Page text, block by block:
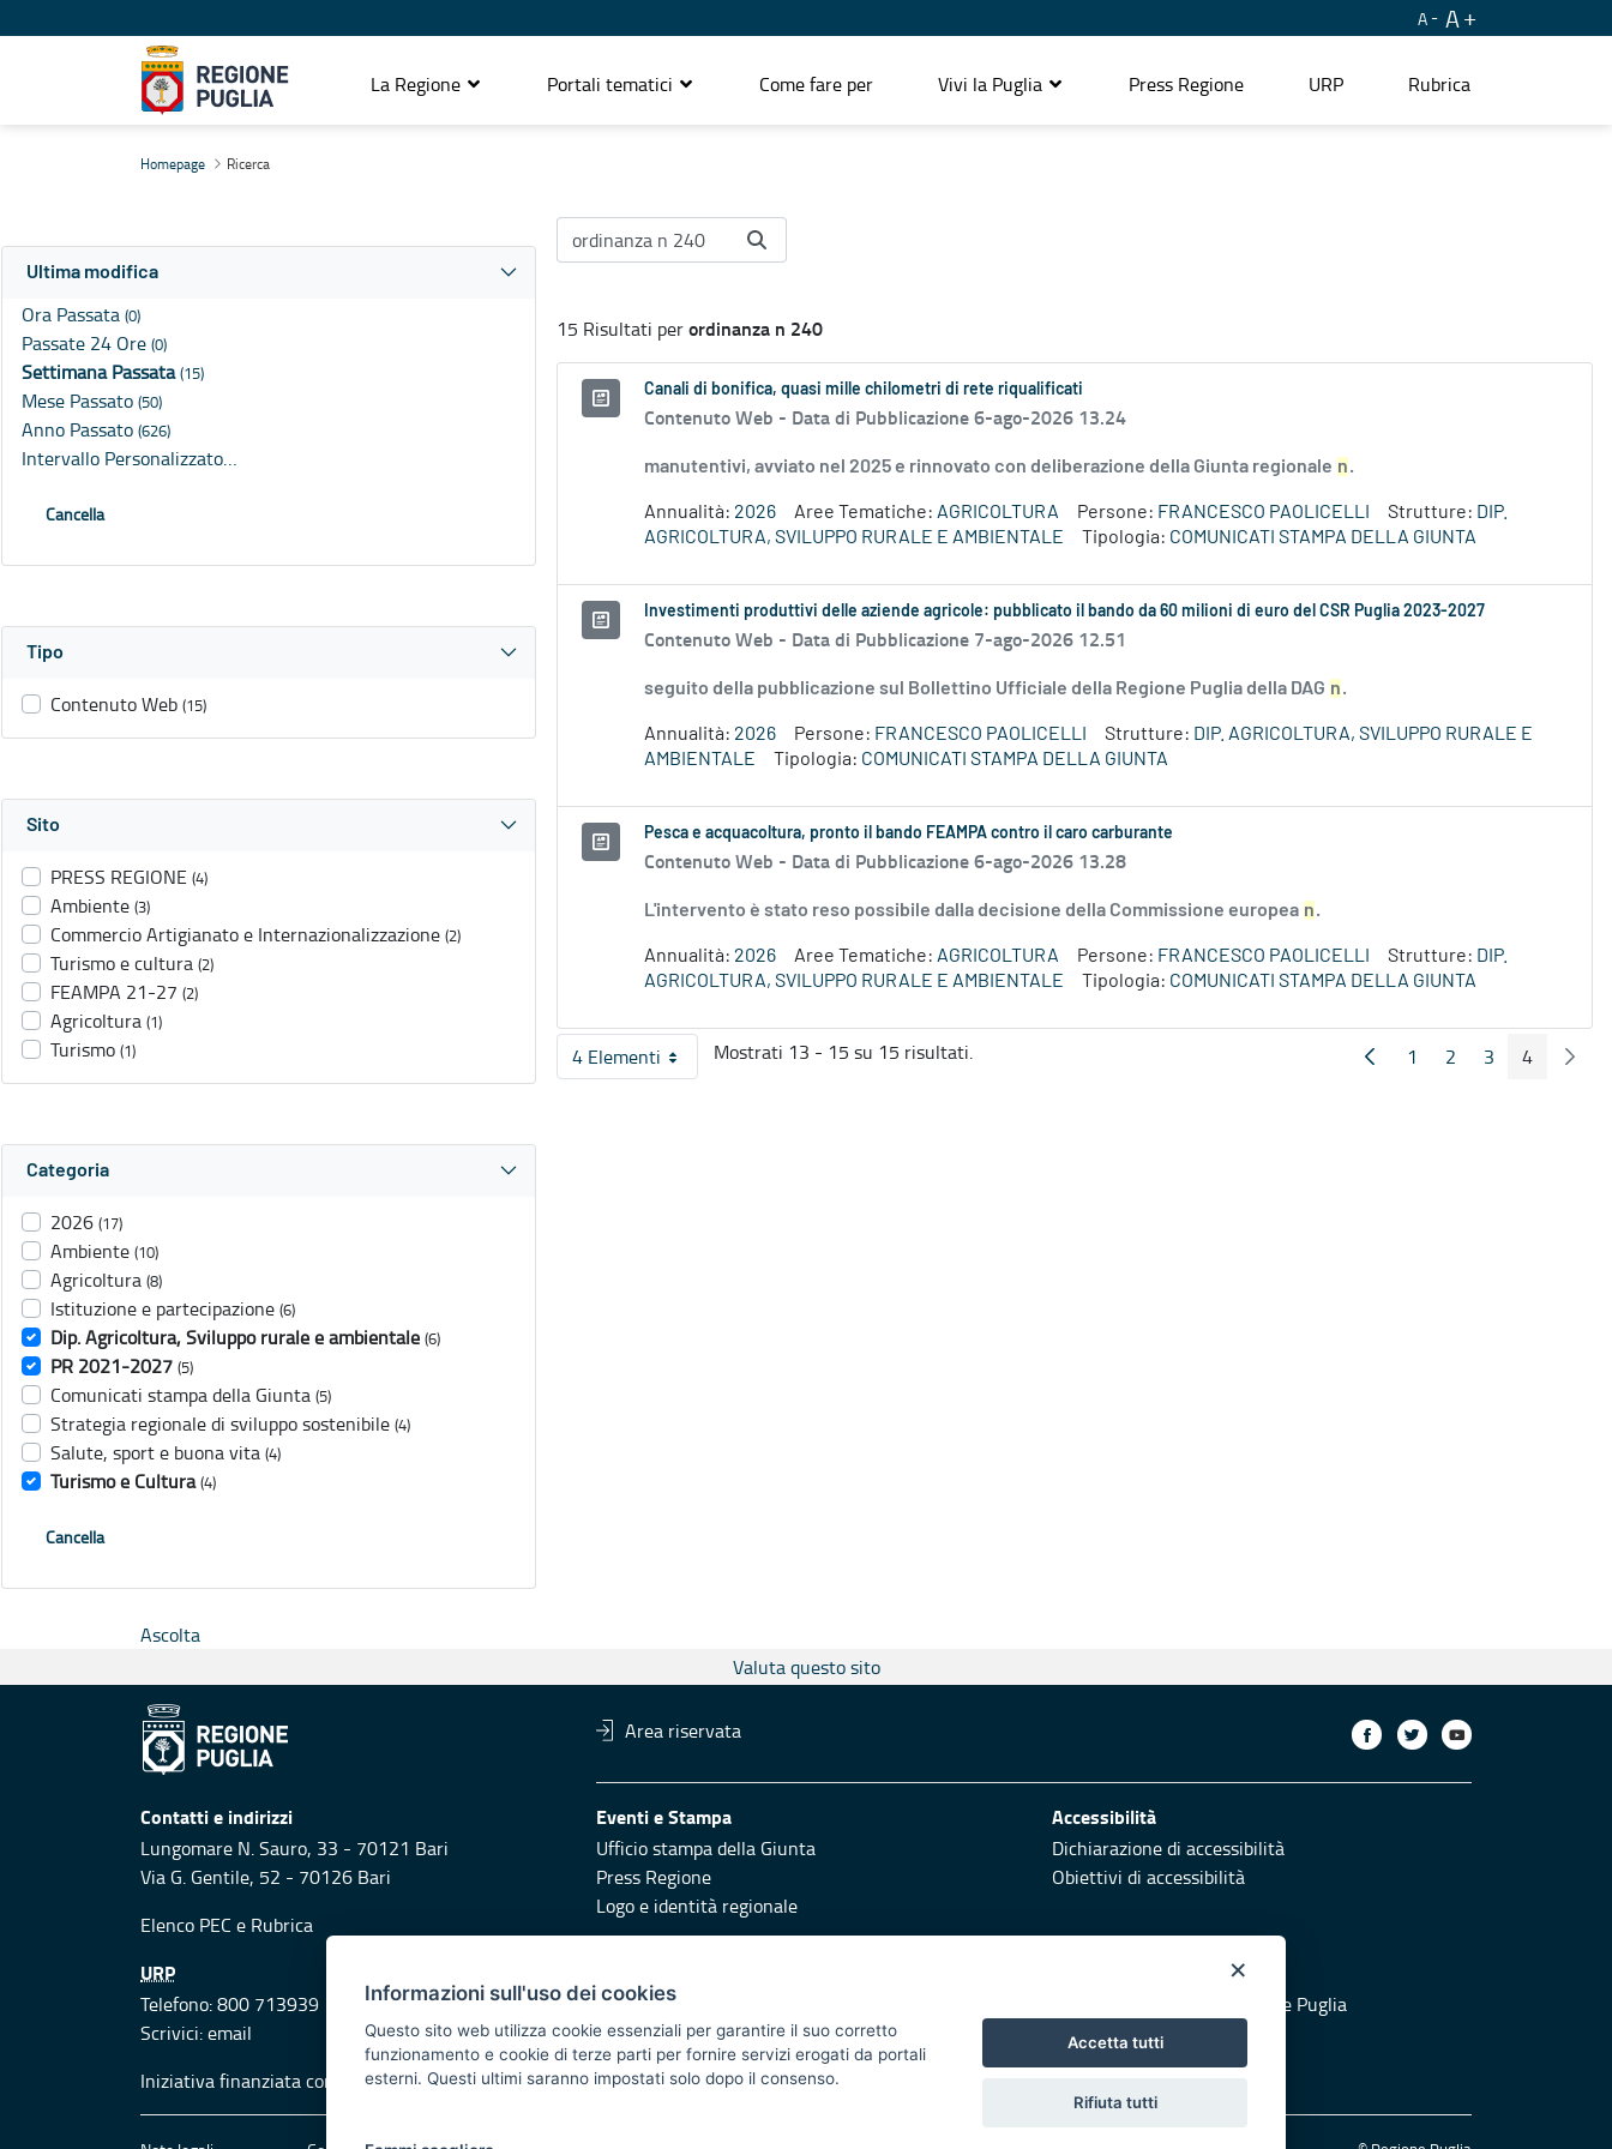
A A
La Regione Portali tematici Come fare per Vivi la Puglia Press Regione URP Rubrica
Homepage Ricerca
Ultima modifica
Ora Passata (0)
Passate 24 Ore (0)
Settimana Passata(15)
Mese Passato (50)
Anno Passato (626)
Intervallo Personalizzato…
Cancella
Tipo
Contenuto Web (15)
Sito
PRESS REGIONE (4)
Ambiente (3)
Commercio Artigianato e Internazionalizzazione (2)
Turismo e cultura (2)
FEAMPA 21-27 (2)
Agricoltura (1)
Turismo (1)
Categoria
2026 (17)
Ambiente (10)
Agricoltura (8)
Istituzione e partecipazione (6)
Dip. Agricoltura, Sviluppo rurale e ambientale (6)
PR 2021-2027 (5)
Comunicati stampa della Giunta (5)
Strategia regionale di sviluppo sostenibile (4)
Salute, sport e buona vita (4)
Turismo e Cultura (4)
Cancella
15 Risultati perordinanza n 240
Canali di bonifica, quasi mille chilometri di rete riqualificati
Contenuto Web - Data di Pubblicazione 6-ago-2026 13.24
manutentivi, avviato nel 2025 e rinnovato con deliberazione della Giunta regionale n.
Annualità: 2026 Aree Tematiche: AGRICOLTURA Persone: FRANCESCO PAOLICELLI Strutture: DIP.
AGRICOLTURA, SVILUPPO RURALE E AMBIENTALE
Tipologia: COMUNICATI STAMPA DELLA GIUNTA
Investimenti produttivi delle aziende agricole: pubblicato il bando da 60 milioni di euro del CSR Puglia 2023-2027
Contenuto Web - Data di Pubblicazione 7-ago-2026 12.51
seguito della pubblicazione sul Bollettino Ufficiale della Regione Puglia della DAG n.
Annualità: 2026 Persone: FRANCESCO PAOLICELLI Strutture: DIP. AGRICOLTURA, SVILUPPO RURALE E
AMBIENTALE
Tipologia: COMUNICATI STAMPA DELLA GIUNTA
Pesca e acquacoltura, pronto il bando FEAMPA contro il caro carburante
Contenuto Web - Data di Pubblicazione 6-ago-2026 13.28
L'intervento è stato reso possibile dalla decisione della Commissione europea n.
Annualità: 2026 Aree Tematiche: AGRICOLTURA Persone: FRANCESCO PAOLICELLI Strutture: DIP.
AGRICOLTURA, SVILUPPO RURALE E AMBIENTALE
Tipologia: COMUNICATI STAMPA DELLA GIUNTA
4 ElementiPer pagina
Mostrati 13 - 15 su 15 risultati. Pagina Precedente
Pagina
1 Pagina
2 Pagina
3 Pagina
4
Ascolta
Valuta questo sito
Area riservata
Contatti e indirizzi
Lungomare N. Sauro, 33 - 70121 Bari
Via G. Gentile, 52 - 70126 Bari
Elenco PEC e Rubrica
Eventi e Stampa
Ufficio stampa della Giunta
Press Regione
Logo e identità regionale
Accessibilità
Dichiarazione di accessibilità
Obiettivi di accessibilità
URP
Telefono: 800 713939
Scrivici:email
Responsabili di pubblicazione Vai al sito di Protezione Civile Puglia
Iniziativa finanziata con risorse del POR Puglia 2014/2020 - Asse XI
×
Informazioni sull'uso dei cookies
Questo sito web utilizza cookie essenziali per garantire il suo corretto
funzionamento e cookie di terze parti per fornire servizi erogati da portali
esterni. Questi ultimi saranno impostati solo dopo il consenso.
Accetta tutti
Rifiuta tutti